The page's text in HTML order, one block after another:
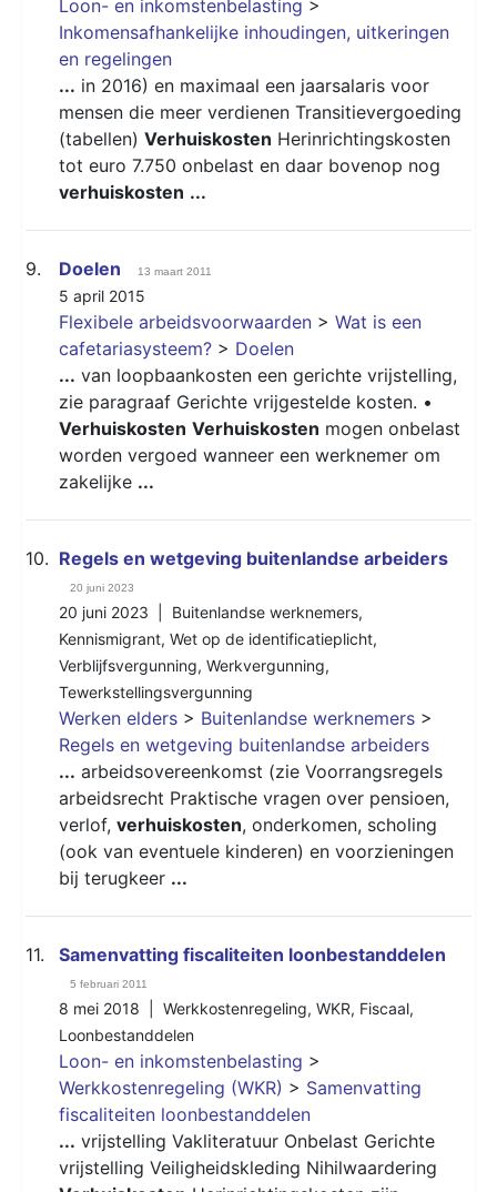
Loon- en inkomstenbelasting >
Inkomensafhankelijke inhoudingen, uitkeringen
en regelingen
... in 2016) en maximaal een jaarsalaris voor
mensen die meer verdienen Transitievergoeding
(tabellen) Verhuiskosten Herinrichtingskosten
tot euro 7.750 onbelast en daar bovenop nog
verhuiskosten ...
9. Doelen 13 maart 2011
5 april 2015
Flexibele arbeidsvoorwaarden > Wat is een
cafetariasysteem? > Doelen
... van loopbaankosten een gerichte vrijstelling,
zie paragraaf Gerichte vrijgestelde kosten. •
Verhuiskosten Verhuiskosten mogen onbelast
worden vergoed wanneer een werknemer om
zakelijke ...
10. Regels en wetgeving buitenlandse arbeiders
20 juni 2023
20 juni 2023 | Buitenlandse werknemers,
Kennismigrant, Wet op de identificatieplicht,
Verblijfsvergunning, Werkvergunning,
Tewerkstellingsvergunning
Werken elders > Buitenlandse werknemers >
Regels en wetgeving buitenlandse arbeiders
... arbeidsovereenkomst (zie Voorrangsregels
arbeidsrecht Praktische vragen over pensioen,
verlof, verhuiskosten, onderkomen, scholing
(ook van eventuele kinderen) en voorzieningen
bij terugkeer ...
11. Samenvatting fiscaliteiten loonbestanddelen
5 februari 2011
8 mei 2018 | Werkkostenregeling, WKR, Fiscaal,
Loonbestanddelen
Loon- en inkomstenbelasting >
Werkkostenregeling (WKR) > Samenvatting
fiscaliteiten loonbestanddelen
... vrijstelling Vakliteratuur Onbelast Gerichte
vrijstelling Veiligheidskleding Nihilwaardering